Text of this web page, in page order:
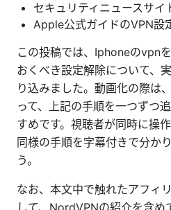
セキュリティニュースサイ
Apple公式ガイドのVPN設
この投稿では、Iphoneのvpn
おくべき設定解除について、
り込みました。動画化の際は
って、上記の手順を一つずつ
すめです。視聴者が同時に操
同様の手順を字幕付きで分か
う。
なお、本文中で触れたアフィ
して、NordVPNの紹介を含め